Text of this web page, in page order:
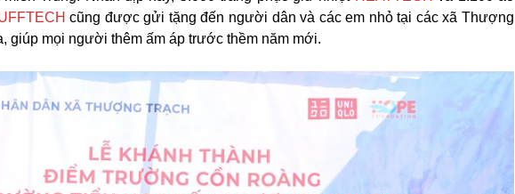
cũng được gửi tặng đến người dân và các em nhỏ tại các xã Thượng
giúp mọi người thêm ấm áp trước thềm năm mới.